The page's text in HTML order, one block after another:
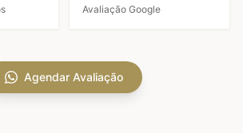
Avaliação Google
Agendar Avaliação